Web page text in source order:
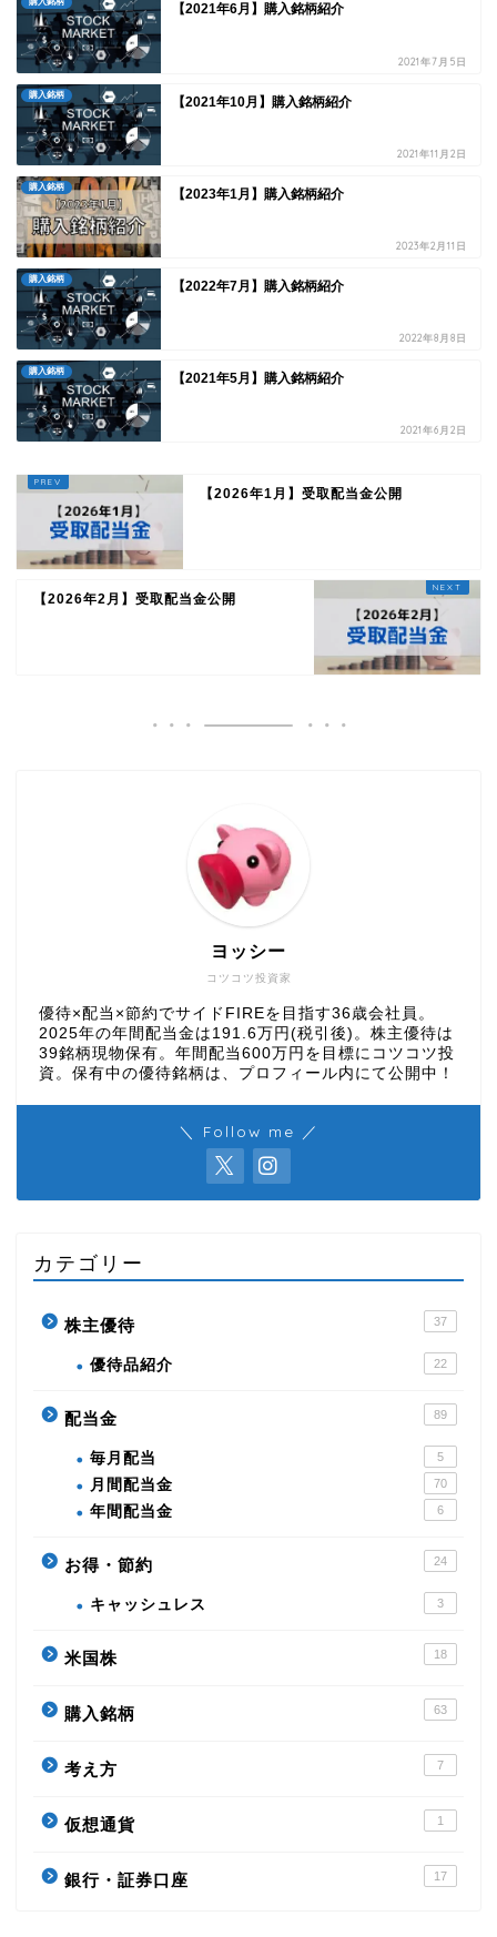
購入銘柄 【2021年6月】購入銘柄紹介
2021年7月5日
購入銘柄 【2021年10月】購入銘柄紹介
2021年11月2日
購入銘柄 【2023年1月】購入銘柄紹介
2023年2月11日
購入銘柄 【2022年7月】購入銘柄紹介
2022年8月8日
購入銘柄 【2021年5月】購入銘柄紹介
2021年6月2日
【2026年1月】受取配当金公開
【2026年2月】受取配当金公開
コツコツ投資家
ヨッシー
優待×配当×節約でサイドFIREを目指す36歳会社員。
2025年の年間配当金は191.6万円(税引後)。株主優待は
39銘柄現物保有。年間配当600万円を目標にコツコツ投
資。保有中の優待銘柄は、プロフィール内にて公開中！
＼ Follow me ／
カテゴリー
株主優待 37
優待品紹介 22
配当金 89
毎月配当 5
月間配当金 70
年間配当金 6
お得・節約 24
キャッシュレス 3
米国株 18
購入銘柄 63
考え方 7
仮想通貨 1
銀行・証券口座 17